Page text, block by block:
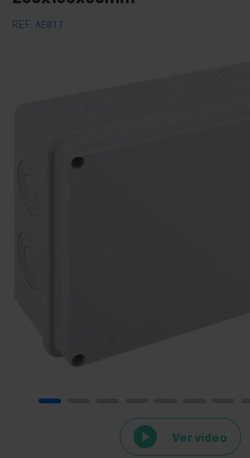
REF: AE017
Ver video